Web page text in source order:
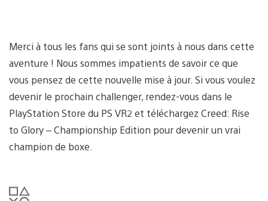
Merci à tous les fans qui se sont joints à nous dans cette
aventure ! Nous sommes impatients de savoir ce que
vous pensez de cette nouvelle mise à jour. Si vous voulez
devenir le prochain challenger, rendez-vous dans le
PlayStation Store du PS VR2 et téléchargez Creed: Rise
to Glory – Championship Edition pour devenir un vrai
champion de boxe.